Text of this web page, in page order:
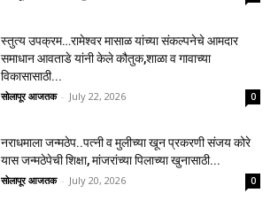
स्तुत्य उपक्रम…रामेश्वर मासाळ यांच्या संकल्पनेचे आमदार
समाधान आवताडे यांनी केले कौतुक,शाळा व गावाच्या
विकासासाठी...
सोलापूर आजतक - July 22, 2026 0
नराधमाला जन्मठेप..पत्नी व मुलीच्या खून प्रकरणी संजय कोरे
यास जन्मठेपेची शिक्षा, मांजरांच्या पिलाच्या खुनासाठी...
सोलापूर आजतक - July 20, 2026 0